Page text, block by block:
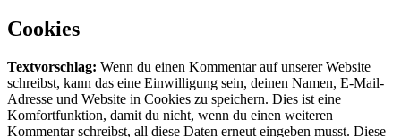
Cookies
Textvorschlag: Wenn du einen Kommentar auf unserer Website
schreibst, kann das eine Einwilligung sein, deinen Namen, E-Mail-
Adresse und Website in Cookies zu speichern. Dies ist eine
Komfortfunktion, damit du nicht, wenn du einen weiteren
Kommentar schreibst, all diese Daten erneut eingeben musst. Diese